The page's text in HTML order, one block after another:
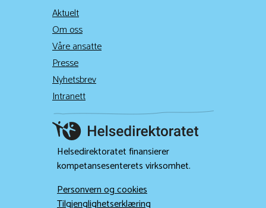
Aktuelt
Om oss
Våre ansatte
Presse
Nyhetsbrev
Intranett
Helsedirektoratet finansierer
kompetansesenterets virksomhet.
Personvern og cookies
Tilgjenglighetserklæring